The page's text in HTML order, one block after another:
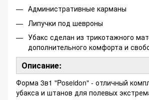
Административные карманы
Липучки под шевроны
Убакс сделан из трикотажного
дополнительного комфорта и
Описание:
Форма 3в1 "Poseidon" - отличный
убакса и штанов для полевых